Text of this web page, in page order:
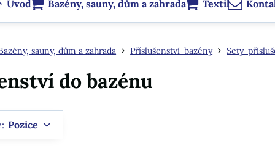
Úvod Bazény, sauny, dům a zahrada Textil
sauny, dům a zahrada Příslušenství-bazény Sety-
do bazénu
Pozice